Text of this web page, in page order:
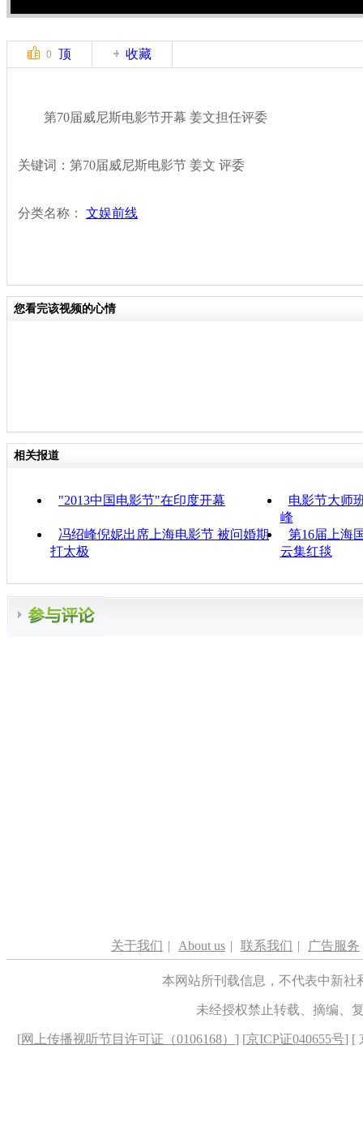
0 顶 收藏
第70届威尼斯电影节开幕 姜文担任评委
关键词：第70届威尼斯电影节 姜文 评委
分类名称： 文娱前线
您看完该视频的心情
相关报道
"2013中国电影节"在印度开幕
电影节大师
峰
冯绍峰倪妮出席上海电影节 被问婚期
打太极
第16届上海
云集红毯
关于我们 | About us | 联系我们 | 广告服务
本网站所刊载信息，不代表中新
未经授权禁止转载、摘编、
[网上传播视听节目许可证（0106168） ] [京ICP证040655号] [